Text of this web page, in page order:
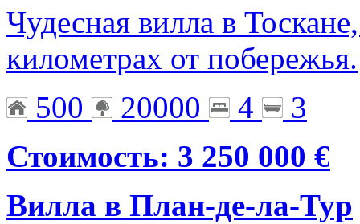
Чудесная вилла в
километрах от побережья.
500
20000 4
3
Стоимость: 3 250 000 €
Вилла в План-де-ла-Тур